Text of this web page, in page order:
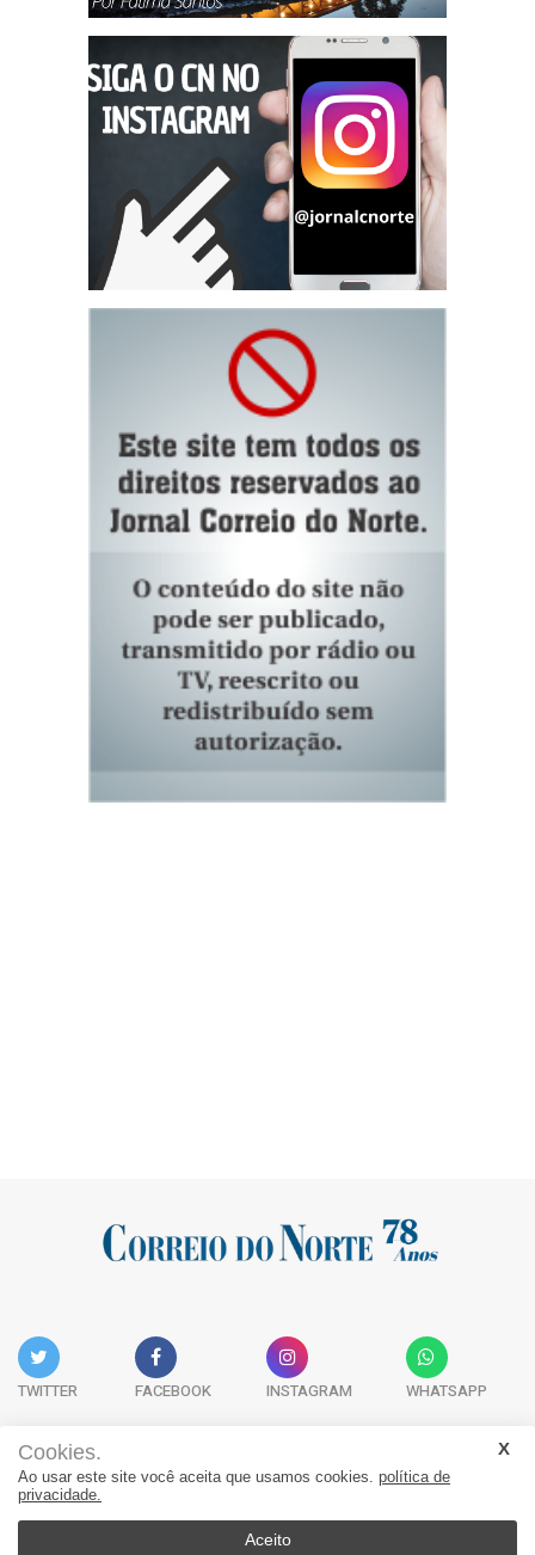
TWITTER FACEBOOK INSTAGRAM WHATSAPP
Acervo Digital Fale Conosco Quem Somos
Cookies.
Ao usar este site você aceita que usamos cookies. política de
privacidade.
Aceito